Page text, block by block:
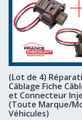
(Lot de 4)
Câblage Fiche
et Connecteur
(Toute Marque/
Véhicules)